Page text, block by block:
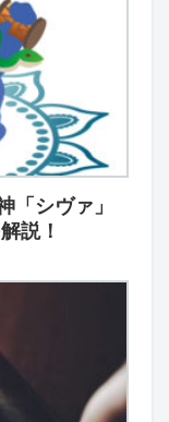
「シヴァ」
説！